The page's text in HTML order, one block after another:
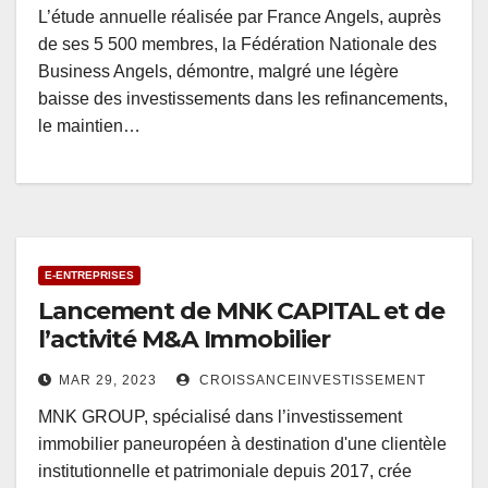
L’étude annuelle réalisée par France Angels, auprès
de ses 5 500 membres, la Fédération Nationale des
Business Angels, démontre, malgré une légère
baisse des investissements dans les refinancements,
le maintien…
E-ENTREPRISES
Lancement de MNK CAPITAL et de
l’activité M&A Immobilier
MAR 29, 2023 CROISSANCEINVESTISSEMENT
MNK GROUP, spécialisé dans l’investissement
immobilier paneuropéen à destination d'une clientèle
institutionnelle et patrimoniale depuis 2017, crée